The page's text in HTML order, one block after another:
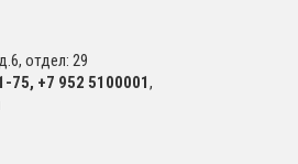
отдел: 29
75, +7 952 5100001,